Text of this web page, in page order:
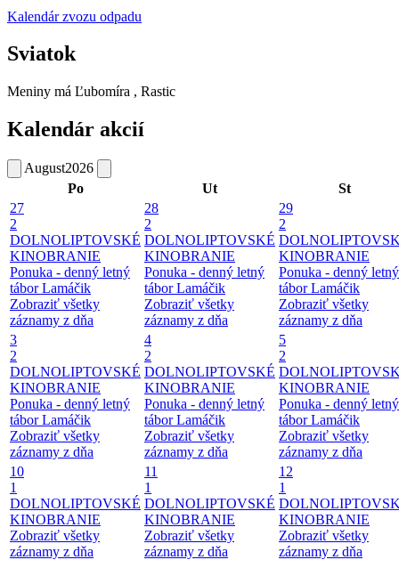
Kalendár zvozu odpadu
Sviatok
Meniny má Ľubomíra , Rastic
Kalendár akcií
August2026
Po
Ut
St
27
2
DOLNOLIPTOVSKÉ
KINOBRANIE
Ponuka - denný letný
tábor Lamáčik
Zobraziť všetky
záznamy z dňa
28
2
DOLNOLIPTOVSKÉ
KINOBRANIE
Ponuka - denný letný
tábor Lamáčik
Zobraziť všetky
záznamy z dňa
29
2
KINOBRANIE
Ponuka - denný letný
tábor Lamáčik
Zobraziť všetky
záznamy z dňa
3
2
DOLNOLIPTOVSKÉ
KINOBRANIE
Ponuka - denný letný
tábor Lamáčik
Zobraziť všetky
záznamy z dňa
4
2
DOLNOLIPTOVSKÉ
KINOBRANIE
Ponuka - denný letný
tábor Lamáčik
Zobraziť všetky
záznamy z dňa
5
2
KINOBRANIE
Ponuka - denný letný
tábor Lamáčik
Zobraziť všetky
záznamy z dňa
10
1
DOLNOLIPTOVSKÉ
KINOBRANIE
Zobraziť všetky
záznamy z dňa
11
1
DOLNOLIPTOVSKÉ
KINOBRANIE
Zobraziť všetky
záznamy z dňa
12
1
KINOBRANIE
Zobraziť všetky
záznamy z dňa